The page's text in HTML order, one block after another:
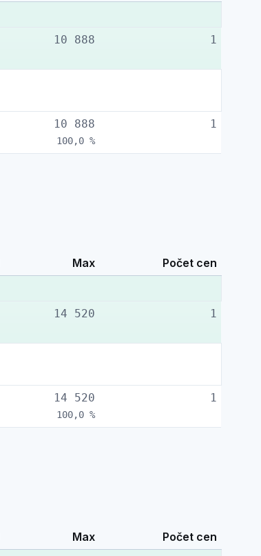
10 888 1
10 888
100,0 %
1
Max
Počet cen
14 520 1
14 520
100,0 %
1
Max
Počet cen